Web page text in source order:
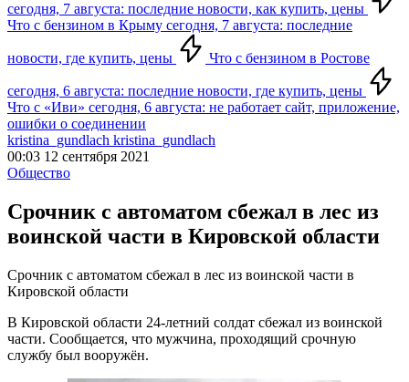
сегодня, 7 августа: последние новости, как купить, цены
Что с бензином в Крыму сегодня, 7 августа: последние
новости, где купить, цены Что с бензином в Ростове
сегодня, 6 августа: последние новости, где купить, цены
Что с «Иви» сегодня, 6 августа: не работает сайт, приложение,
ошибки о соединении
kristina_gundlach kristina_gundlach
00:03 12 сентября 2021
Общество
Срочник с автоматом сбежал в лес из
воинской части в Кировской области
Срочник с автоматом сбежал в лес из воинской части в
Кировской области
В Кировской области 24-летний солдат сбежал из воинской
части. Сообщается, что мужчина, проходящий срочную
службу был вооружён.